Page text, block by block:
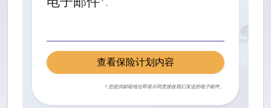
查看保险计划内容
† 您提供邮箱地址即表示同意接收我们发送的电子邮件。